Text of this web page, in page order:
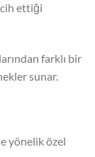
ettiği
farklı bir
sunar.
yönelik özel